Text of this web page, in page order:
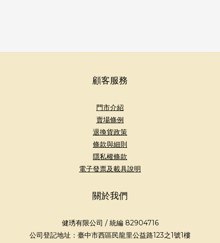
顧客服務
門市介紹
賣場條例
退換貨政策
條款與細則
隱私權條款
電子發票及載具說明
關於我們
健琇有限公司 / 統編 82904716
公司登記地址：臺中市西區民龍里公益路123之1號1樓